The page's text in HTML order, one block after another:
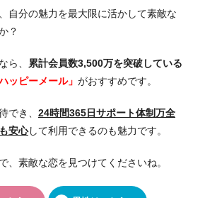
自分の魅力を最大限に活かして素敵な
？
ら、 累計会員数3,500万を突破している
ッピーメール」 がおすすめです。
でき、 24時間365日サポート体制万全
安心して利用できるのも魅力です。
、素敵な恋を見つけてくださいね。